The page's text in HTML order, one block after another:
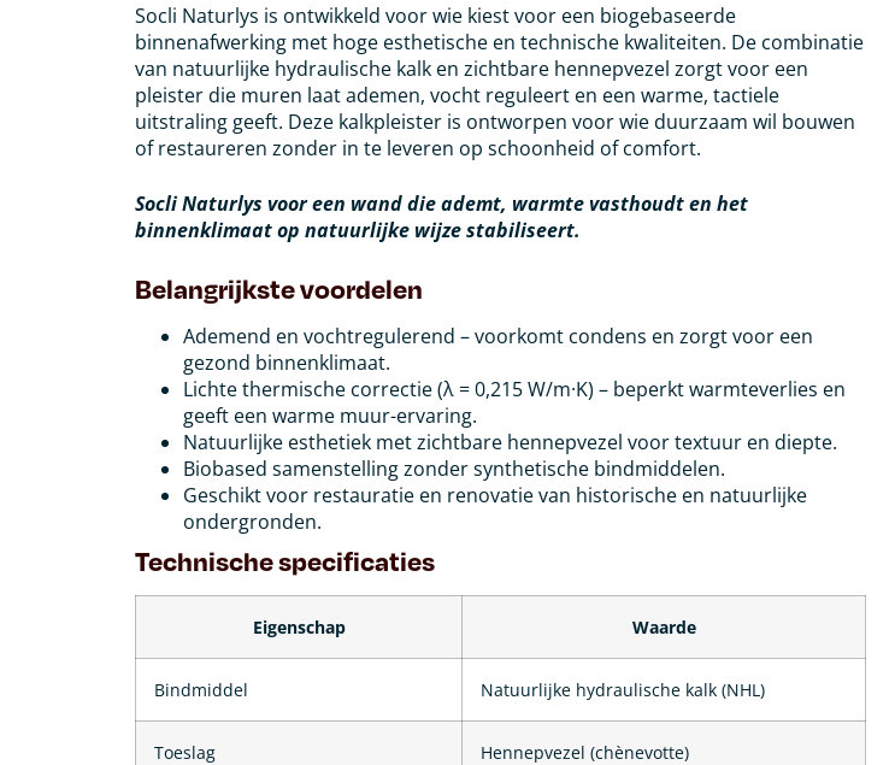
Socli Naturlys is ontwikkeld voor wie kiest voor een biogebaseerde
binnenafwerking met hoge esthetische en technische kwaliteiten. De combinatie
van natuurlijke hydraulische kalk en zichtbare hennepvezel zorgt voor een
pleister die muren laat ademen, vocht reguleert en een warme, tactiele
uitstraling geeft. Deze kalkpleister is ontworpen voor wie duurzaam wil bouwen
of restaureren zonder in te leveren op schoonheid of comfort.
Socli Naturlys voor een wand die ademt, warmte vasthoudt en het
binnenklimaat op natuurlijke wijze stabiliseert.
Belangrijkste voordelen
Ademend en vochtregulerend – voorkomt condens en zorgt voor een
gezond binnenklimaat.
Lichte thermische correctie (λ = 0,215 W/m·K) – beperkt warmteverlies en
geeft een warme muur-ervaring.
Natuurlijke esthetiek met zichtbare hennepvezel voor textuur en diepte.
Biobased samenstelling zonder synthetische bindmiddelen.
Geschikt voor restauratie en renovatie van historische en natuurlijke
ondergronden.
Technische specificaties
Eigenschap Waarde
Bindmiddel Natuurlijke hydraulische kalk (NHL)
Toeslag Hennepvezel (chènevotte)